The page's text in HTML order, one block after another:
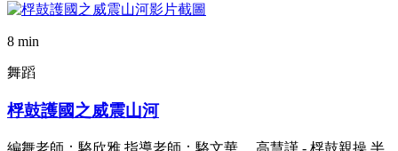
8 min
舞蹈
桴鼓護國之威震山河
編舞老師：駱欣雅 指導老師：駱文華 、高慧謹 - 桴鼓親操 半